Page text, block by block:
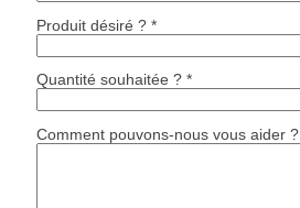
Produit désiré ? *
Quantité souhaitée ? *
Comment pouvons-nous vous aider ?